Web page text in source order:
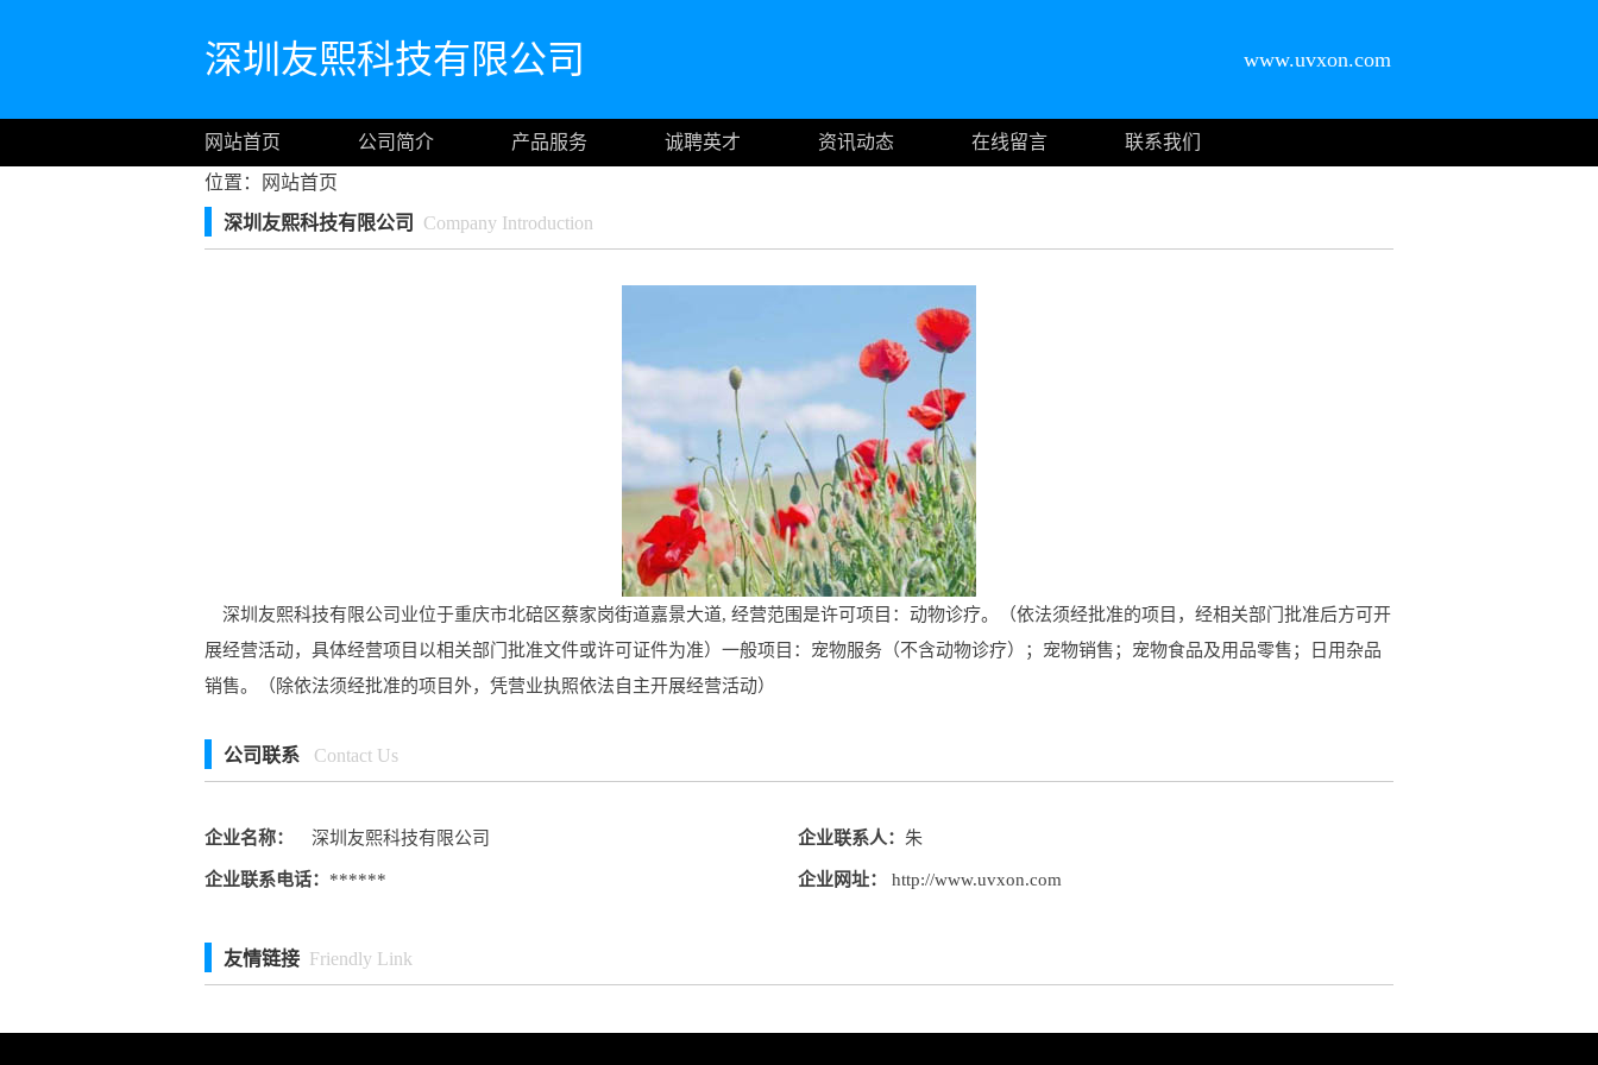
深圳友熙科技有限公司 www.uvxon.com
网站首页 公司简介 产品服务 诚聘英才 资讯动态 在线留言
联系我们
位置：
网站首页
深圳友熙科技有限公司
Company Introduction
深圳友熙科技有限公司业位于重庆市北碚区蔡家岗街道嘉景大道, 经营范围是许可项目：动物诊疗。（依法须经批准的项目，经相关部门批准后方可开
展经营活动，具体经营项目以相关部门批准文件或许可证件为准）一般项目：宠物服务（不含动物诊疗）；宠物销售；宠物食品及用品零售；日用杂品
销售。（除依法须经批准的项目外，凭营业执照依法自主开展经营活动）
公司联系 Contact Us
企业名称： 深圳友熙科技有限公司 企业联系人： 朱
企业联系电话： ****** 企业网址： http://www.uvxon.com
友情链接 Friendly Link